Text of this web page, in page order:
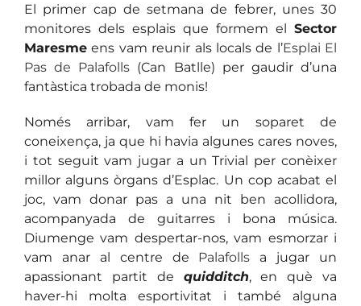
El primer cap de setmana de febrer, unes 30
monitores dels esplais que formem el Sector
Maresme ens vam reunir als locals de l’Esplai El
Pas de Palafolls (Can Batlle) per gaudir d’una
fantàstica trobada de monis!
Només arribar, vam fer un soparet de
coneixença, ja que hi havia algunes cares noves,
i tot seguit vam jugar a un Trivial per conèixer
millor alguns òrgans d’Esplac. Un cop acabat el
joc, vam donar pas a una nit ben acollidora,
acompanyada de guitarres i bona música.
Diumenge vam despertar-nos, vam esmorzar i
vam anar al centre de Palafolls a jugar un
apassionant partit de quidditch, en què va
haver-hi molta esportivitat i també alguna